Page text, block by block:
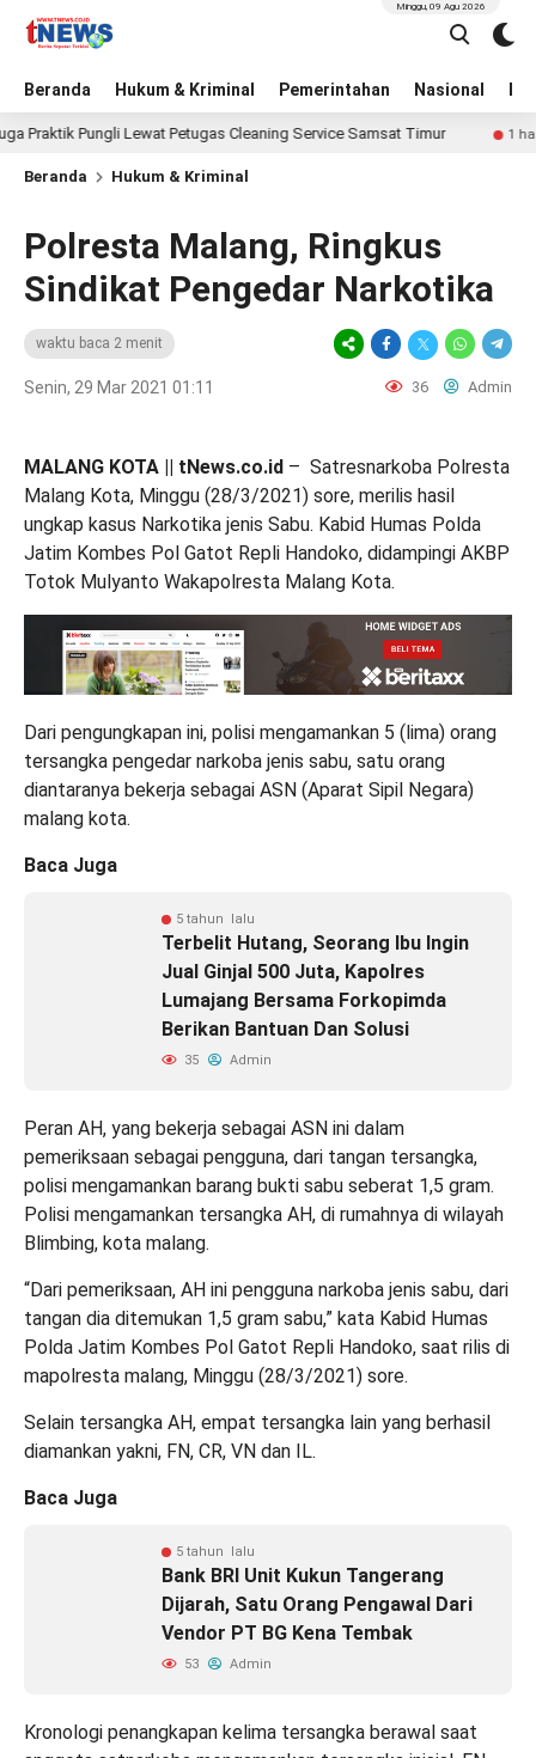
Beranda Hukum & Kriminal Pemerintahan Nasional
Minggu, 09 Agu 2026
Pungli Lewat Petugas Cleaning Service Samsat Timur 1 hari lalu
Beranda Hukum & Kriminal
Polresta Malang, Ringkus
Sindikat Pengedar Narkotika
waktu baca 2 menit
Senin, 29 Mar 2021 01:11 36 Admin
MALANG KOTA || tNews.co.id – Satresnarkoba Polresta
Malang Kota, Minggu (28/3/2021) sore, merilis hasil
ungkap kasus Narkotika jenis Sabu. Kabid Humas Polda
Jatim Kombes Pol Gatot Repli Handoko, didampingi AKBP
Totok Mulyanto Wakapolresta Malang Kota.
Dari pengungkapan ini, polisi mengamankan 5 (lima) orang
tersangka pengedar narkoba jenis sabu, satu orang
diantaranya bekerja sebagai ASN (Aparat Sipil Negara)
malang kota.
Baca Juga
5 tahun lalu
Terbelit Hutang, Seorang Ibu Ingin
Jual Ginjal 500 Juta, Kapolres
Lumajang Bersama Forkopimda
Berikan Bantuan Dan Solusi
35 Admin
Peran AH, yang bekerja sebagai ASN ini dalam
pemeriksaan sebagai pengguna, dari tangan tersangka,
polisi mengamankan barang bukti sabu seberat 1,5 gram.
Polisi mengamankan tersangka AH, di rumahnya di wilayah
Blimbing, kota malang.
“Dari pemeriksaan, AH ini pengguna narkoba jenis sabu, dari
tangan dia ditemukan 1,5 gram sabu,” kata Kabid Humas
Polda Jatim Kombes Pol Gatot Repli Handoko, saat rilis di
mapolresta malang, Minggu (28/3/2021) sore.
Selain tersangka AH, empat tersangka lain yang berhasil
diamankan yakni, FN, CR, VN dan IL.
Baca Juga
5 tahun lalu
Bank BRI Unit Kukun Tangerang
Dijarah, Satu Orang Pengawal Dari
Vendor PT BG Kena Tembak
53 Admin
Kronologi penangkapan kelima tersangka berawal saat